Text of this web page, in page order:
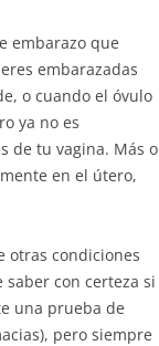
embarazo que
embarazadas
o cuando el óvulo
ya no es
de tu vagina. Más o
en el útero,
otras condiciones
con certeza si
una prueba de
pero siempre